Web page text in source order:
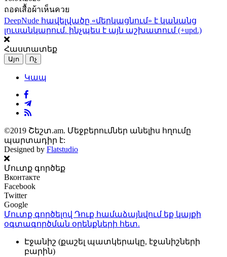
ถอดเสื้อผ้าเห็นควย
DeepNude հավելվածը «մերկացնում» է կանանց
լուսանկարում. ինչպես է այն աշխատում (+upd.)
Հաստատեք
Այո Ոչ
Կապ
©2019 Շեշտ.am. Մեջբերումներ անելիս հղումը
պարտադիր է:
Designed by Flatstudio
Մուտք գործեք
Вконтакте
Facebook
Twitter
Google
Մուտք գործելով Դուք համաձայնվում եք կայքի
օգտագործման օրենքների հետ.
Էջանիշ (քաշել պատկերակը, էջանիշների
բարին)